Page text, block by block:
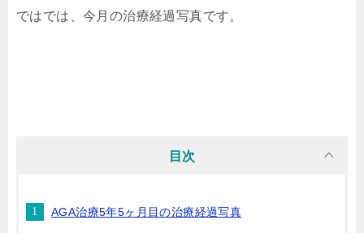
ではでは、今月の治療経過写真です。
目次
AGA治療5年5ヶ月目の治療経過写真